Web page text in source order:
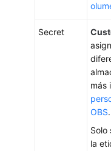
Volúmenes
StorageClass
Secret
más
OBS.
Solo
la